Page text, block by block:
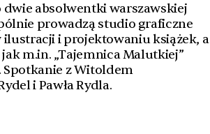
dwie absolwentki warszawskiej
prowadzą studio graficzne
ilustracji i projektowaniu książek, a
m.in. „Tajemnica Malutkiej”
Spotkanie z Witoldem
i Pawła Rydla.